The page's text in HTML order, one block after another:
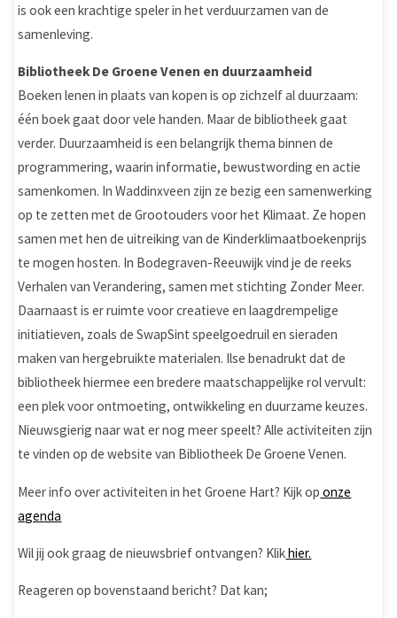
is ook een krachtige speler in het verduurzamen van de
samenleving.
Bibliotheek De Groene Venen en duurzaamheid
Boeken lenen in plaats van kopen is op zichzelf al duurzaam:
één boek gaat door vele handen. Maar de bibliotheek gaat
verder. Duurzaamheid is een belangrijk thema binnen de
programmering, waarin informatie, bewustwording en actie
samenkomen. In Waddinxveen zijn ze bezig een samenwerking
op te zetten met de Grootouders voor het Klimaat. Ze hopen
samen met hen de uitreiking van de Kinderklimaatboekenprijs
te mogen hosten. In Bodegraven-Reeuwijk vind je de reeks
Verhalen van Verandering, samen met stichting Zonder Meer.
Daarnaast is er ruimte voor creatieve en laagdrempelige
initiatieven, zoals de SwapSint speelgoedruil en sieraden
maken van hergebruikte materialen. Ilse benadrukt dat de
bibliotheek hiermee een bredere maatschappelijke rol vervult:
een plek voor ontmoeting, ontwikkeling en duurzame keuzes.
Nieuwsgierig naar wat er nog meer speelt? Alle activiteiten zijn
te vinden op de website van Bibliotheek De Groene Venen.
Meer info over activiteiten in het Groene Hart? Kijk op onze
agenda
Wil jij ook graag de nieuwsbrief ontvangen? Klikhier.
Reageren op bovenstaand bericht? Dat kan;